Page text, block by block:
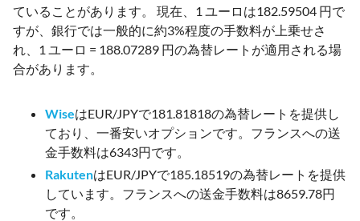
ていることがあります。 現在、1 ユーロは182.59504 円で
すが、銀行では一般的に約3%程度の手数料が上乗せさ
れ、1 ユーロ = 188.07289 円の為替レートが適用される場
合があります。
WiseはEUR/JPYで181.81818の為替レートを提供し
ており、一番安いオプションです。フランスへの送
金手数料は6343円です。
RakutenはEUR/JPYで185.18519の為替レートを提供
しています。フランスへの送金手数料は8659.78円
です。